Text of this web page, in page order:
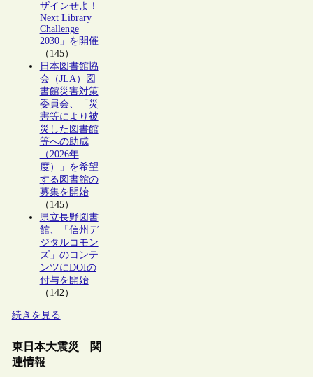
ザインせよ！
Next Library
Challenge
2030」を開催
（145）
日本図書館協
会（JLA）図
書館災害対策
委員会、「災
害等により被
災した図書館
等への助成
（2026年
度）」を希望
する図書館の
募集を開始
（145）
県立長野図書
館、「信州デ
ジタルコモン
ズ」のコンテ
ンツにDOIの
付与を開始
（142）
続きを見る
東日本大震災 関
連情報